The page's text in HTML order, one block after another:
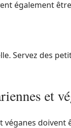
également
Servez des
et
véganes